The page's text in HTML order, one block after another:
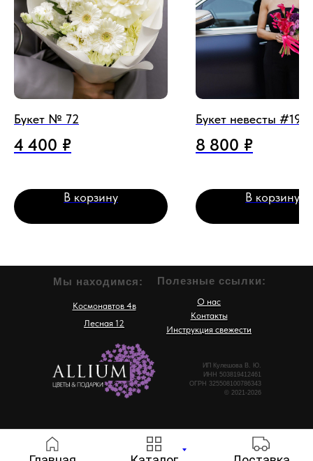
Букет № 72
4 400 ₽
В корзину
Букет невесты #19
8 800 ₽
В корзину
Полезные ссылки:
ИП Кулешова В. Ю.
ИНН 503819412461
ОГРН 325508100786343
© 2021-2026
Инструкция свежести
Контакты
О нас
Лесная 12
Мы находимся:
Космонавтов 4в